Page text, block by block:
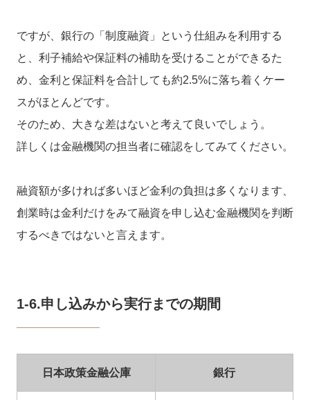
ですが、銀行の「制度融資」という仕組みを利用する
と、利子補給や保証料の補助を受けることができるた
め、金利と保証料を合計しても約2.5%に落ち着くケー
スがほとんどです。
そのため、大きな差はないと考えて良いでしょう。
詳しくは金融機関の担当者に確認をしてみてください。
融資額が多ければ多いほど金利の負担は多くなります、
創業時は金利だけをみて融資を申し込む金融機関を判断
するべきではないと言えます。
1-6.申し込みから実行までの期間
日本政策金融公庫 銀行